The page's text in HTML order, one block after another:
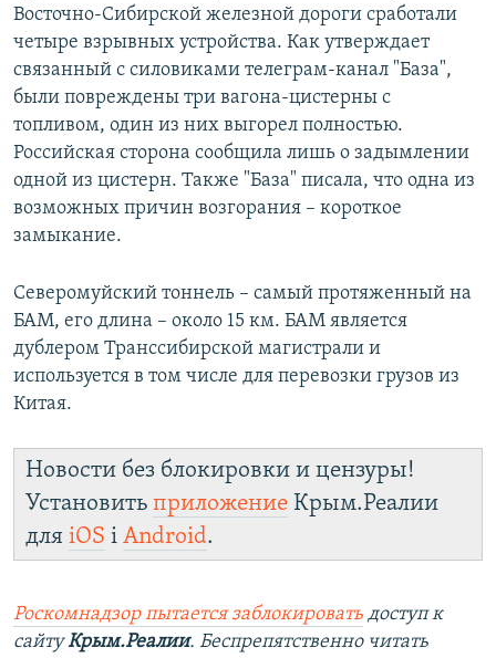
Восточно-Сибирской железной дороги сработали
четыре взрывных устройства. Как утверждает
связанный с силовиками телеграм-канал "База",
были повреждены три вагона-цистерны с
топливом, один из них выгорел полностью.
Российская сторона сообщила лишь о задымлении
одной из цистерн. Также "База" писала, что одна из
возможных причин возгорания – короткое
замыкание.
Северомуйский тоннель – самый протяженный на
БАМ, его длина – около 15 км. БАМ является
дублером Транссибирской магистрали и
используется в том числе для перевозки грузов из
Китая.
Новости без блокировки и цензуры!
Установить приложение Крым.Реалии
для iOS і Android.
Роскомнадзор пытается заблокировать доступ к
сайтуКрым.Реалии. Беспрепятственно читать